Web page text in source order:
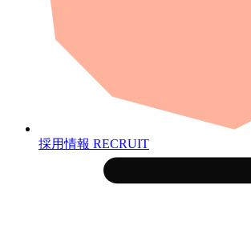
採用情報 RECRUIT